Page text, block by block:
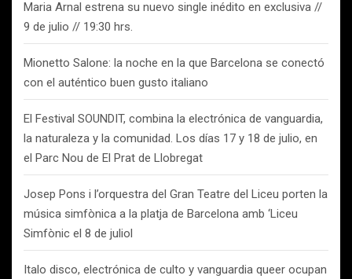
Maria Arnal estrena su nuevo single inédito en exclusiva //
9 de julio // 19:30 hrs.
Mionetto Salone: la noche en la que Barcelona se conectó
con el auténtico buen gusto italiano
El Festival SOUNDIT, combina la electrónica de vanguardia,
la naturaleza y la comunidad. Los días 17 y 18 de julio, en
el Parc Nou de El Prat de Llobregat
Josep Pons i l’orquestra del Gran Teatre del Liceu porten la
música simfònica a la platja de Barcelona amb ‘Liceu
Simfònic el 8 de juliol
Italo disco, electrónica de culto y vanguardia queer ocupan